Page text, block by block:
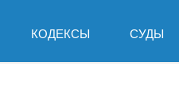
КОДЕКСЫ СУДЫ